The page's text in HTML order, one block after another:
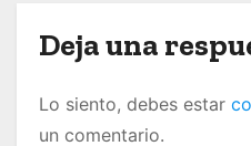
t
r
Deja una
Lo siento, debes estar
un comentario.